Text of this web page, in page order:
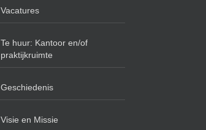
Vacatures
Te huur: Kantoor en/of
praktijkruimte
Geschiedenis
Visie en Missie